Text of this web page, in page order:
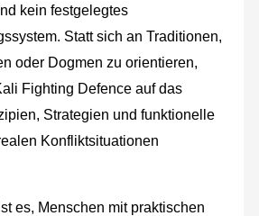
kein festgelegtes
Statt sich an Traditionen,
oder Dogmen zu orientieren,
Fighting Defence auf das
Strategien und funktionelle
Konfliktsituationen
es, Menschen mit praktischen